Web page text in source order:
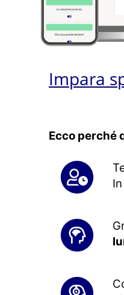
Impara
Ecco perché